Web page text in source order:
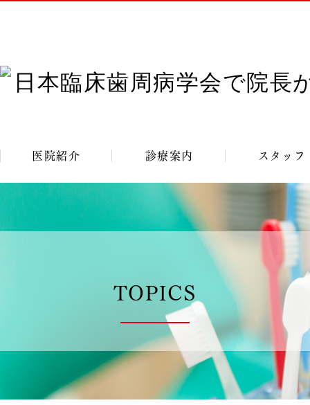
医院紹介 診療案内 スタッフ
TOPICS